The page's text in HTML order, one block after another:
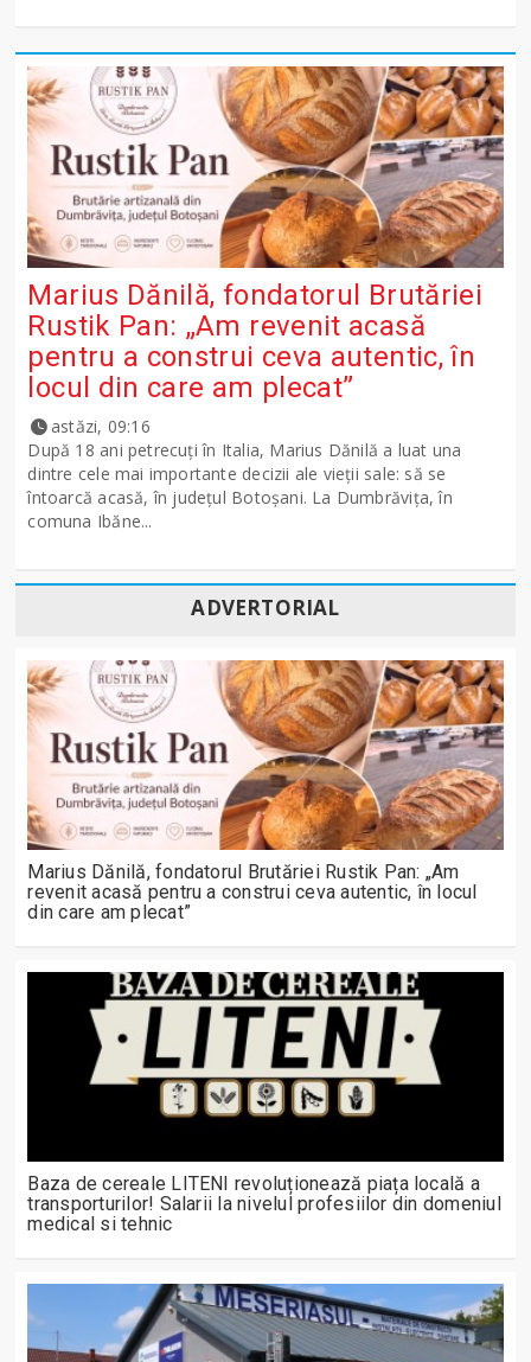
Marius Dănilă, fondatorul Brutăriei
Rustik Pan: „Am revenit acasă
pentru a construi ceva autentic, în
locul din care am plecat”
astăzi, 09:16
După 18 ani petrecuți în Italia, Marius Dănilă a luat una
dintre cele mai importante decizii ale vieții sale: să se
întoarcă acasă, în județul Botoșani. La Dumbrăvița, în
comuna Ibăne...
ADVERTORIAL
Marius Dănilă, fondatorul Brutăriei Rustik Pan: „Am
revenit acasă pentru a construi ceva autentic, în locul
din care am plecat”
Baza de cereale LITENI revoluționează piața locală a
transporturilor! Salarii la nivelul profesiilor din domeniul
medical si tehnic